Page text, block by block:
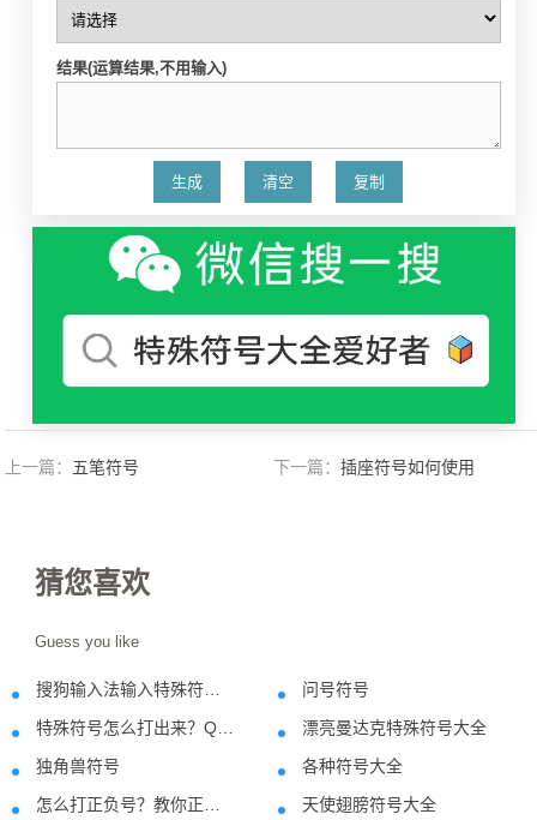
结果(运算结果,不用输入)
上一篇： 五笔符号 下一篇：插座符号如何使用
猜您喜欢
Guess you like
问号符号
漂亮曼达克特殊符号大全
独角兽符号 各种符号大全
天使翅膀符号大全